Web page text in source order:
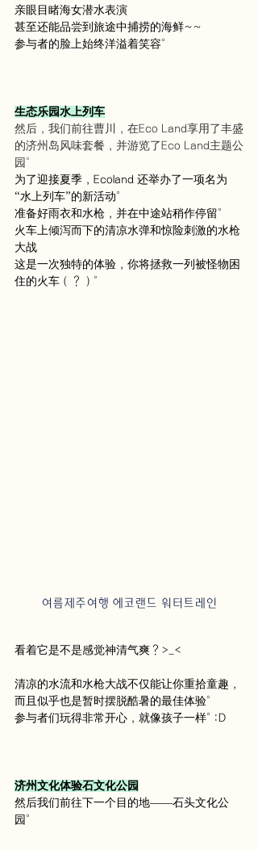
亲眼目睹海女潜水表演
甚至还能品尝到旅途中捕捞的海鲜~~
参与者的脸上始终洋溢着笑容。
生态乐园水上列车
然后，我们前往曹川，在Eco Land享用了丰盛
的济州岛风味套餐，并游览了Eco Land主题公
园。
为了迎接夏季，Ecoland 还举办了一项名为
“水上列车”的新活动。
准备好雨衣和水枪，并在中途站稍作停留。
火车上倾泻而下的清凉水弹和惊险刺激的水枪
大战
这是一次独特的体验，你将拯救一列被怪物困
住的火车（？）。
여름제주여행 에코랜드 워터트레인
看着它是不是感觉神清气爽？>_<
清凉的水流和水枪大战不仅能让你重拾童趣，
而且似乎也是暂时摆脱酷暑的最佳体验。
参与者们玩得非常开心，就像孩子一样。 :D
济州文化体验石文化公园
然后我们前往下一个目的地——石头文化公
园。